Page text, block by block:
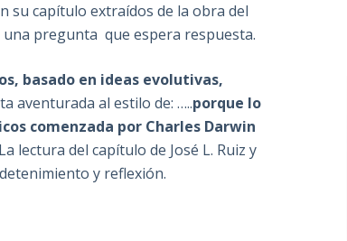
su capítulo extraídos de la obra del
pregunta que espera respuesta.
basado en ideas evolutivas,
aventurada al estilo de: …..porque lo
comenzada por Charles Darwin
lectura del capítulo de José L. Ruiz y
y reflexión.